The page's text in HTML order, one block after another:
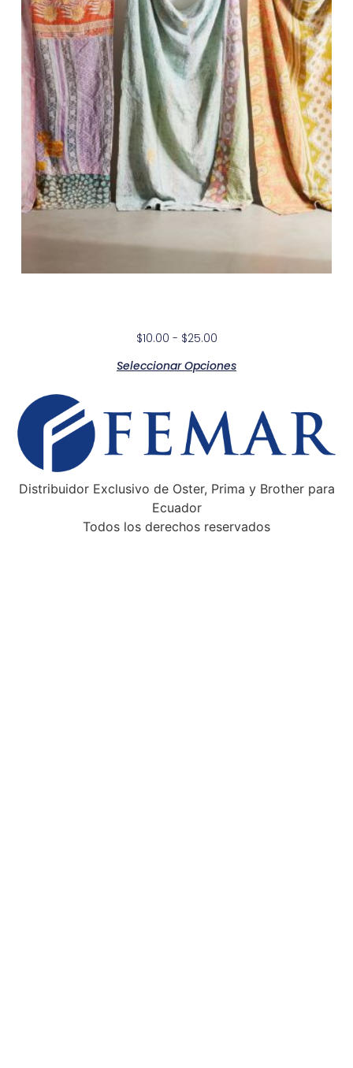
$10.00 - $25.00
Seleccionar Opciones
Distribuidor Exclusivo de Oster, Prima y Brother para
Ecuador
Todos los derechos reservados